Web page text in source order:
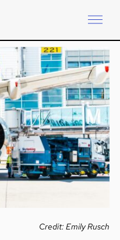
Credit: Emily Rusch